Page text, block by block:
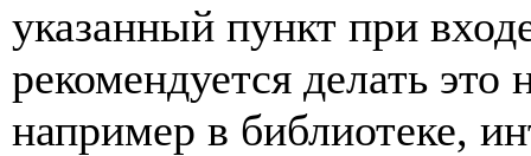
указанный пункт при
рекомендуется делать
например в библиотеке,